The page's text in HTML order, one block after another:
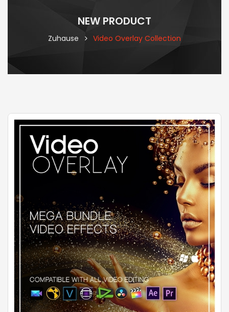
NEW PRODUCT
Zuhause Video Overlay Collection